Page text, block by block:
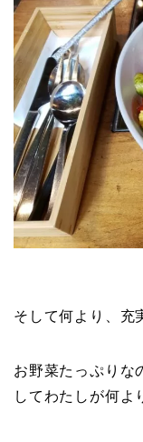
そして何より、充
お野菜たっぷりな
してわたしが何よ